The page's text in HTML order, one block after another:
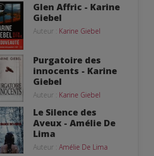
Glen Affric - Karine
Giebel
Auteur : Karine Giebel
Purgatoire des
innocents - Karine
Giebel
Auteur : Karine Giebel
Le Silence des
Aveux - Amélie De
Lima
Auteur : Amélie De Lima